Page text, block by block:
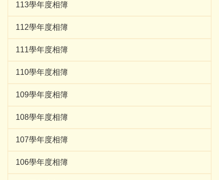
113學年度相簿
112學年度相簿
111學年度相簿
110學年度相簿
109學年度相簿
108學年度相簿
107學年度相簿
106學年度相簿